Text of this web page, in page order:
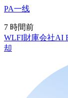
PA一线
7 時間前
WLFI財庫会社AI
却